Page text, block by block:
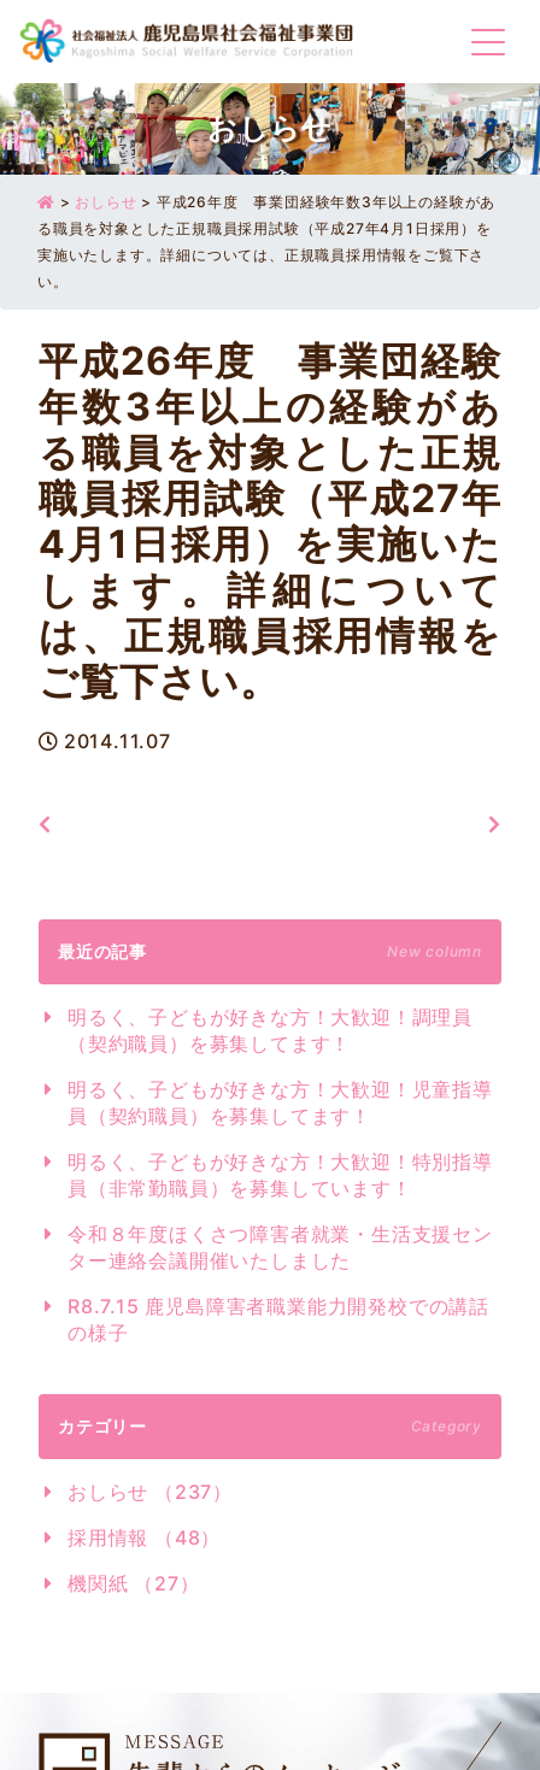
おしらせ
> おしらせ > 平成26年度 事業団経験年数3年以上の経験があ
る職員を対象とした正規職員採用試験（平成27年4月1日採用）を
実施いたします。詳細については、正規職員採用情報をご覧下さ
い。
平成26年度 事業団経験
年数3年以上の経験があ
る職員を対象とした正規
職員採用試験（平成27年
4月1日採用）を実施いた
します。詳細について
は、正規職員採用情報を
ご覧下さい。
2014.11.07
最近の記事 New column
明るく、子どもが好きな方！大歓迎！調理員
（契約職員）を募集してます！
明るく、子どもが好きな方！大歓迎！児童指導
員（契約職員）を募集してます！
明るく、子どもが好きな方！大歓迎！特別指導
員（非常勤職員）を募集しています！
令和８年度ほくさつ障害者就業・生活支援セン
ター連絡会議開催いたしました
R8.7.15 鹿児島障害者職業能力開発校での講話
の様子
カテゴリー Category
おしらせ （237）
採用情報 （48）
機関紙 （27）